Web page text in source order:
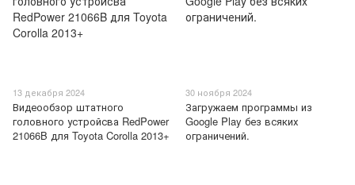
13 декабря 2024
Видеообзор штатного
головного устройсва RedPower
21066B для Toyota Corolla 2013+
30 ноября 2024
Загружаем программы из
Google Play без всяких
ограничений.